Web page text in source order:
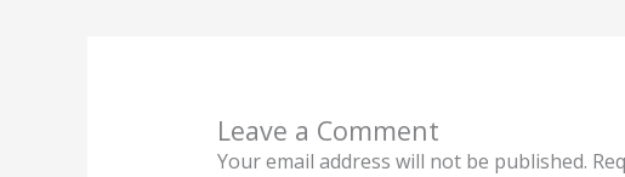
Leave a Comment
Your email address will not be published.